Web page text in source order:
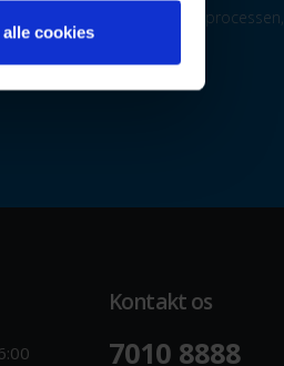
cookies
hvornår vi kommer med i processen,
Kontakt os
7010 8888